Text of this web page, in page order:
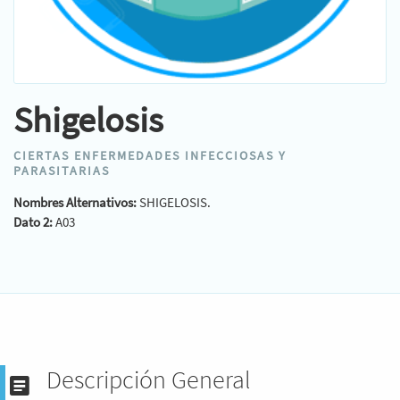
Shigelosis
CIERTAS ENFERMEDADES INFECCIOSAS Y
PARASITARIAS
Nombres Alternativos:SHIGELOSIS.
Dato 2:A03
Descripción General